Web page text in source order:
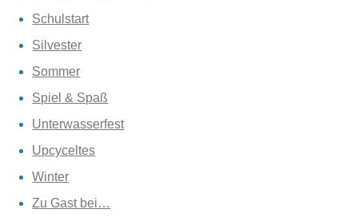
Schulstart
Silvester
Sommer
Spiel & Spaß
Unterwasserfest
Upcyceltes
Winter
Zu Gast bei…